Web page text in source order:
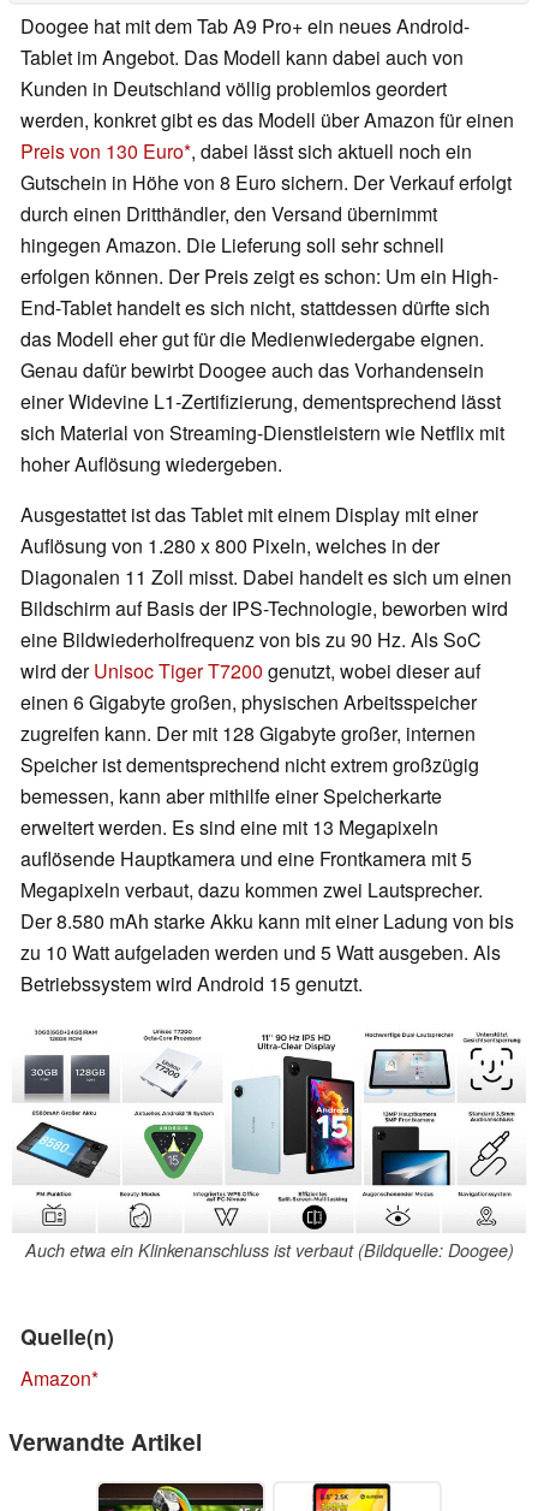
Doogee hat mit dem Tab A9 Pro+ ein neues Android-
Tablet im Angebot. Das Modell kann dabei auch von
Kunden in Deutschland völlig problemlos geordert
werden, konkret gibt es das Modell über Amazon für einen
Preis von 130 Euro , dabei lässt sich aktuell noch ein
Gutschein in Höhe von 8 Euro sichern. Der Verkauf erfolgt
durch einen Dritthändler, den Versand übernimmt
hingegen Amazon. Die Lieferung soll sehr schnell
erfolgen können. Der Preis zeigt es schon: Um ein High-
End-Tablet handelt es sich nicht, stattdessen dürfte sich
das Modell eher gut für die Medienwiedergabe eignen.
Genau dafür bewirbt Doogee auch das Vorhandensein
einer Widevine L1-Zertifizierung, dementsprechend lässt
sich Material von Streaming-Dienstleistern wie Netflix mit
hoher Auflösung wiedergeben.
Ausgestattet ist das Tablet mit einem Display mit einer
Auflösung von 1.280 x 800 Pixeln, welches in der
Diagonalen 11 Zoll misst. Dabei handelt es sich um einen
Bildschirm auf Basis der IPS-Technologie, beworben wird
eine Bildwiederholfrequenz von bis zu 90 Hz. Als SoC
wird derUnisoc Tiger T7200 genutzt, wobei dieser auf
einen 6 Gigabyte großen, physischen Arbeitsspeicher
zugreifen kann. Der mit 128 Gigabyte großer, internen
Speicher ist dementsprechend nicht extrem großzügig
bemessen, kann aber mithilfe einer Speicherkarte
erweitert werden. Es sind eine mit 13 Megapixeln
auflösende Hauptkamera und eine Frontkamera mit 5
Megapixeln verbaut, dazu kommen zwei Lautsprecher.
Der 8.580 mAh starke Akku kann mit einer Ladung von bis
zu 10 Watt aufgeladen werden und 5 Watt ausgeben. Als
Betriebssystem wird Android 15 genutzt.
Auch etwa ein Klinkenanschluss ist verbaut (Bildquelle: Doogee)
Quelle(n)
Amazon
Verwandte Artikel